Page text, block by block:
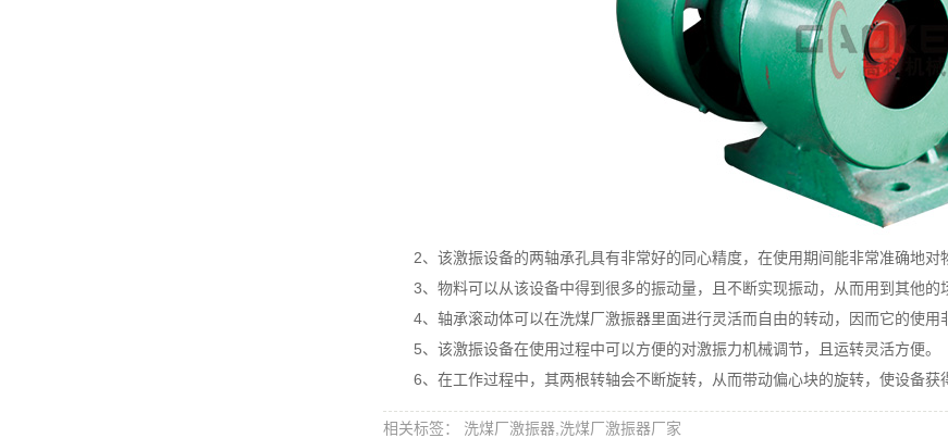
2、该激振设备的两轴承孔具有非常好的同心精度，在使用期间能非常准确地对
3、物料可以从该设备中得到很多的振动量，且不断实现振动，从而用到其他的
4、轴承滚动体可以在洗煤厂激振器里面进行灵活而自由的转动，因而它的使用
5、该激振设备在使用过程中可以方便的对激振力机械调节，且运转灵活方便。
6、在工作过程中，其两根转轴会不断旋转，从而带动偏心块的旋转，使设备获
相关标签： 洗煤厂激振器,洗煤厂激振器厂家